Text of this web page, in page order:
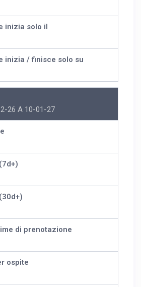
inizia solo il
inizia / finisce solo su
26 A 10-01-27
di prenotazione
ospite